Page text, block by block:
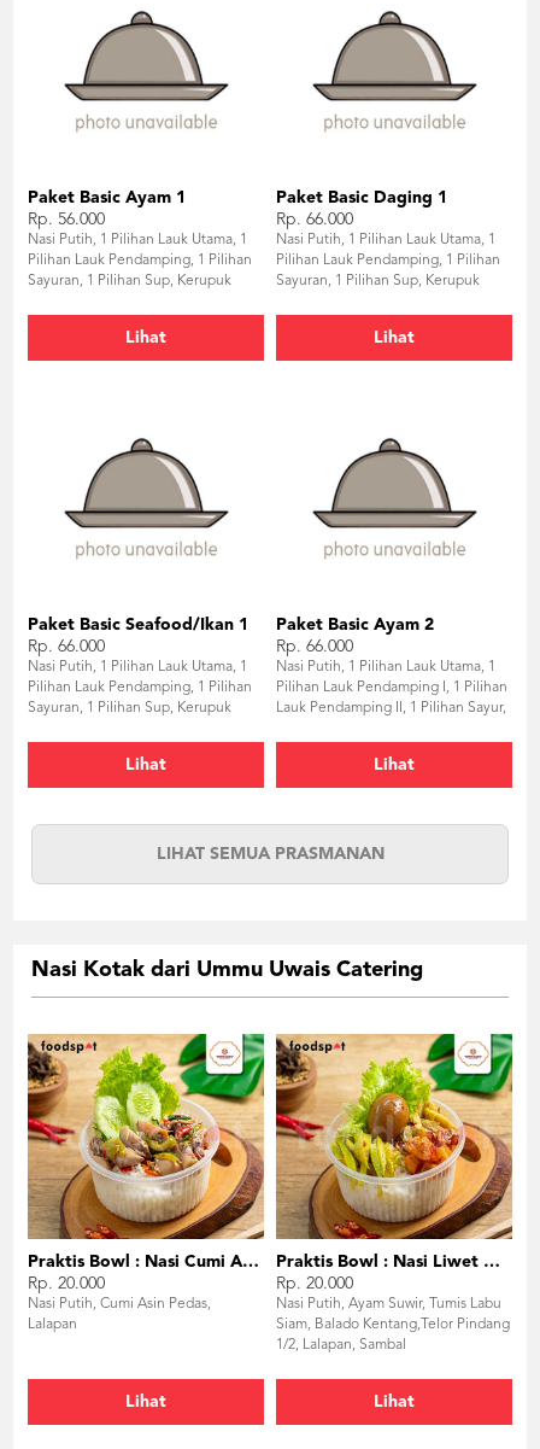
Paket Basic Ayam 1
Rp. 56.000
Nasi Putih, 1 Pilihan Lauk Utama, 1
Pilihan Lauk Pendamping, 1 Pilihan
Sayuran, 1 Pilihan Sup, Kerupuk
Lihat
Paket Basic Daging 1
Rp. 66.000
Nasi Putih, 1 Pilihan Lauk Utama, 1
Pilihan Lauk Pendamping, 1 Pilihan
Sayuran, 1 Pilihan Sup, Kerupuk
Lihat
Paket Basic Seafood/Ikan 1
Rp. 66.000
Nasi Putih, 1 Pilihan Lauk Utama, 1
Pilihan Lauk Pendamping, 1 Pilihan
Sayuran, 1 Pilihan Sup, Kerupuk
Lihat
Paket Basic Ayam 2
Rp. 66.000
Nasi Putih, 1 Pilihan Lauk Utama, 1
Pilihan Lauk Pendamping I, 1 Pilihan
Lauk Pendamping II, 1 Pilihan Sayur,
Lihat
LIHAT SEMUA PRASMANAN
Nasi Kotak dari Ummu Uwais Catering
Praktis Bowl : Nasi Cumi Asin
Rp. 20.000
Nasi Putih, Cumi Asin Pedas,
Lalapan
Lihat
Praktis Bowl : Nasi Liwet Ayam Suwir
Rp. 20.000
Nasi Putih, Ayam Suwir, Tumis Labu
Siam, Balado Kentang,Telor Pindang
1/2, Lalapan, Sambal
Lihat